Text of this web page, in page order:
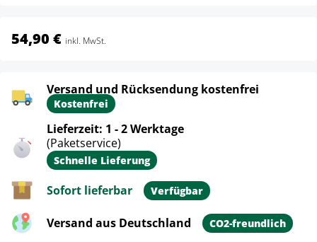
54,90 € inkl. MwSt.
Versand und Rücksendung kostenfrei
Kostenfrei
Lieferzeit: 1 - 2 Werktage
(Paketservice)
Schnelle Lieferung
Sofort lieferbar Verfügbar
Versand aus Deutschland CO2-freundlich